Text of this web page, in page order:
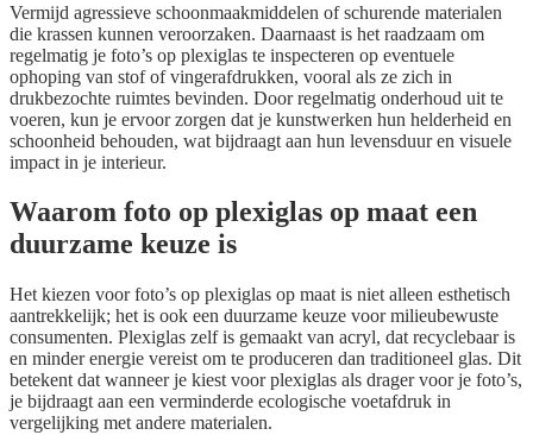
Vermijd agressieve schoonmaakmiddelen of schurende materialen
die krassen kunnen veroorzaken. Daarnaast is het raadzaam om
regelmatig je foto’s op plexiglas te inspecteren op eventuele
ophoping van stof of vingerafdrukken, vooral als ze zich in
drukbezochte ruimtes bevinden. Door regelmatig onderhoud uit te
voeren, kun je ervoor zorgen dat je kunstwerken hun helderheid en
schoonheid behouden, wat bijdraagt aan hun levensduur en visuele
impact in je interieur.
Waarom foto op plexiglas op maat een
duurzame keuze is
Het kiezen voor foto’s op plexiglas op maat is niet alleen esthetisch
aantrekkelijk; het is ook een duurzame keuze voor milieubewuste
consumenten. Plexiglas zelf is gemaakt van acryl, dat recyclebaar is
en minder energie vereist om te produceren dan traditioneel glas. Dit
betekent dat wanneer je kiest voor plexiglas als drager voor je foto’s,
je bijdraagt aan een verminderde ecologische voetafdruk in
vergelijking met andere materialen.